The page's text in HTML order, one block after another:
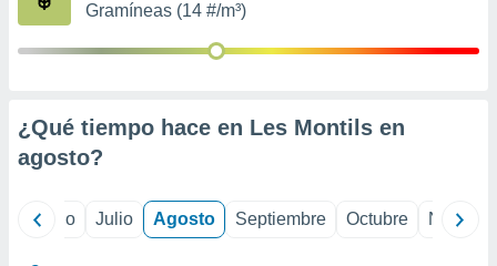
publicidad
de
Gramíneas (14 #/m³)
¿Qué tiempo hace en Les Montils en
agosto?
Junio Julio Agosto Septiembre Octubre